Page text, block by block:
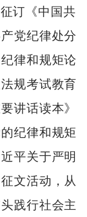
订《中国共
党纪律处分
律和规矩论
规考试教育
讲话读本》
纪律和规矩
平关于严明
文活动，从
践行社会主